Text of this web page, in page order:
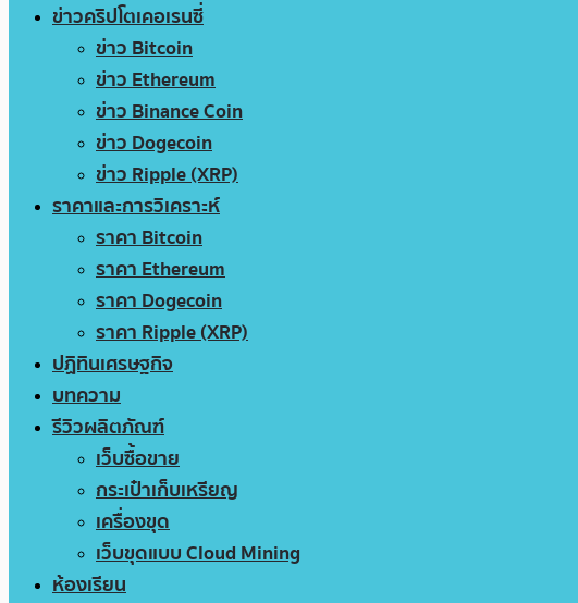
ข่าวคริปโตเคอเรนซี่
ข่าว Bitcoin
ข่าว Ethereum
ข่าว Binance Coin
ข่าว Dogecoin
ข่าว Ripple (XRP)
ราคาและการวิเคราะห์
ราคา Bitcoin
ราคา Ethereum
ราคา Dogecoin
ราคา Ripple (XRP)
ปฏิทินเศรษฐกิจ
บทความ
รีวิวผลิตภัณฑ์
เว็บซื้อขาย
กระเป๋าเก็บเหรียญ
เครื่องขุด
เว็บขุดแบบ Cloud Mining
ห้องเรียน